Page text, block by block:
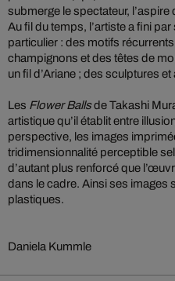
submerge le spectateur,
Au fil du temps, l’artiste a fini
particulier : des motifs
champignons et des têtes de
un fil d’Ariane ; des sculptures
Les Flower Ballsde Takashi
artistique qu’il établit entre
perspective, les images
tridimensionnalité perceptible
d’autant plus renforcé que
dans le cadre. Ainsi ses images
plastiques.
Daniela Kummle